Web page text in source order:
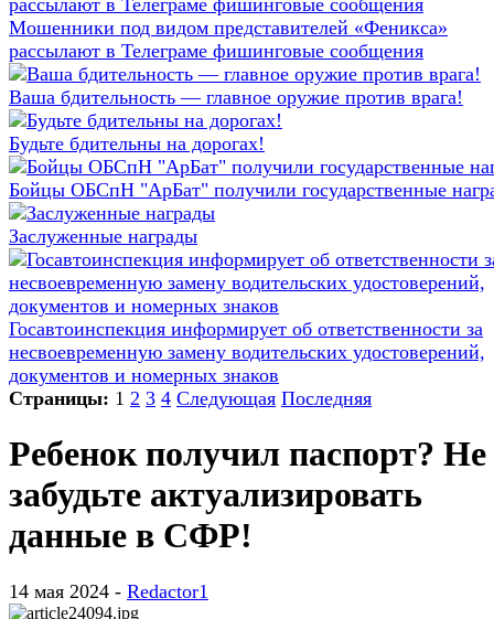
Мошенники под видом представителей «Феникса»
рассылают в Телеграме фишинговые сообщения
Ваша бдительность — главное оружие против врага!
Будьте бдительны на дорогах!
Бойцы ОБСпН "АрБат" получили государственные
Заслуженные награды
Госавтоинспекция информирует об ответственности за
несвоевременную замену водительских удостоверений,
документов и номерных знаков
Страницы: 1 2 3 4 Следующая Последняя
Ребенок получил паспорт? Не
забудьте актуализировать
данные в СФР!
14 мая 2024 - Redactor1